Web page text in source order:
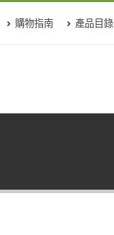
購物指南 產品目錄